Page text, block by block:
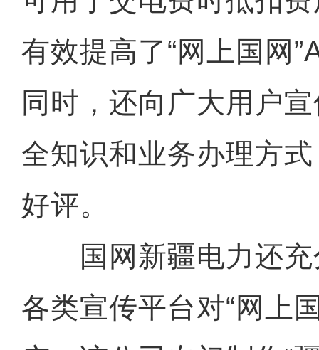
有效提高了“网上国网
同时，还向广大用户
全知识和业务办理方
好评。
国网新疆电力还充
各类宣传平台对“网上